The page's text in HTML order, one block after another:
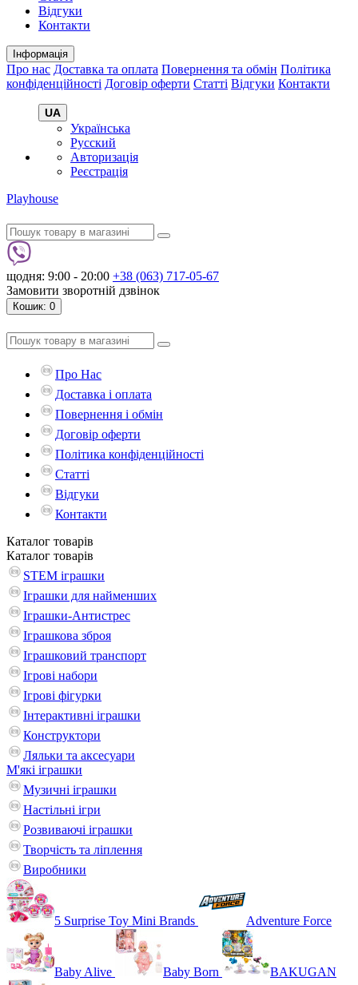
Відгуки
Контакти
Інформація
Про нас Доставка та оплата Повернення та обмін Політика
конфіденційності Договір оферти Статті Відгуки Контакти
UA
Українська
Русский
Авторизація
Реєстрація
Playhouse
щодня: 9:00 - 20:00 +38 (063) 717-05-67
Замовити зворотній дзвінок
Кошик: 0
Про Нас
Доставка і оплата
Повернення і обмін
Договір оферти
Політика конфіденційності
Статті
Відгуки
Контакти
Каталог товарів
Каталог товарів
STEM іграшки
Іграшки для найменших
Іграшки-Антистрес
Іграшкова зброя
Іграшковий транспорт
Ігрові набори
Ігрові фігурки
Інтерактивні іграшки
Конструктори
Ляльки та аксесуари
М'які іграшки
Музичні іграшки
Настільні iгри
Розвиваючі іграшки
Творчість та ліплення
Виробники
5 Surprise Toy Mini Brands Adventure Force
Baby Alive Baby Born BAKUGAN